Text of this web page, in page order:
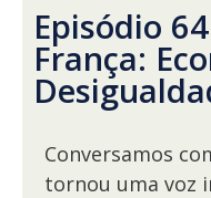
Episódio
França:
Conversamos
tornou uma voz